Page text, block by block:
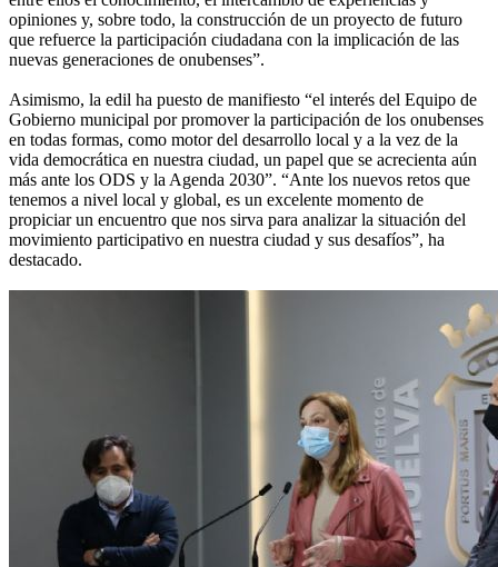
opiniones y, sobre todo, la construcción de un proyecto de futuro
que refuerce la participación ciudadana con la implicación de las
nuevas generaciones de onubenses”.
Asimismo, la edil ha puesto de manifiesto “el interés del Equipo de
Gobierno municipal por promover la participación de los onubenses
en todas formas, como motor del desarrollo local y a la vez de la
vida democrática en nuestra ciudad, un papel que se acrecienta aún
más ante los ODS y la Agenda 2030”. “Ante los nuevos retos que
tenemos a nivel local y global, es un excelente momento de
propiciar un encuentro que nos sirva para analizar la situación del
movimiento participativo en nuestra ciudad y sus desafíos”, ha
destacado.